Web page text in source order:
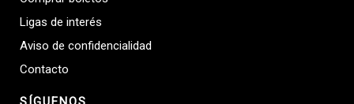
Ligas de interés
Aviso de confidencialidad
Contacto